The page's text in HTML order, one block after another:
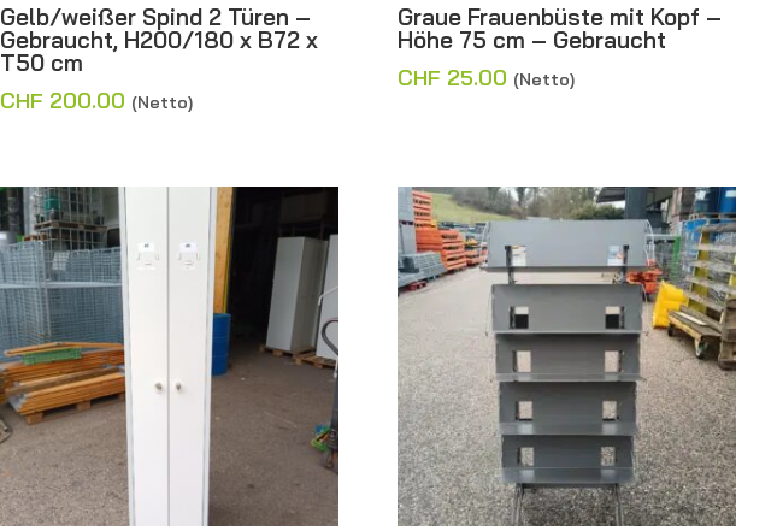
Gelb/weißer Spind 2 Türen –
Gebraucht, H200/180 x B72 x
T50 cm
CHF 200.00 (Netto)
Graue Frauenbüste mit Kopf –
Höhe 75 cm – Gebraucht
CHF 25.00 (Netto)